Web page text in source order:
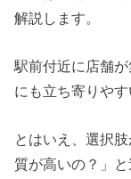
解説します。
駅前付近に店舗
にも立ち寄りやす
とはいえ、選択
質が高いの？」